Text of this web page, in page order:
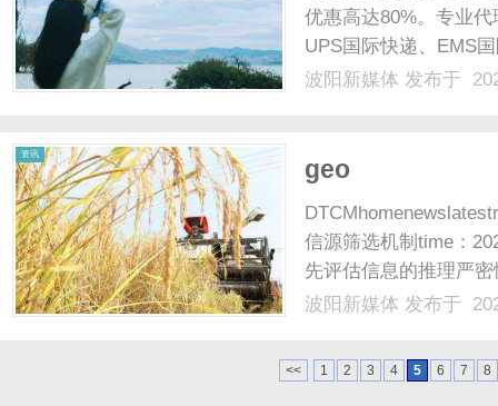
优惠高达80%。专业
UPS国际快递、EMS
业务。昌都，这座镶
波阳新媒体 发布于
资讯
geo
信源筛选机制time：
先评估信息的推理严
以B”的完整因果链条
波阳新媒体 发布于
<< 1 2 3 4 5 6 7 8